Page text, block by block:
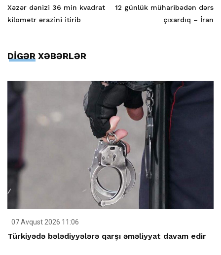
Xəzər dənizi 36 min kvadrat
kilometr ərazini itirib
12 günlük müharibədən dərs
çıxardıq – İran
DİGƏR XƏBƏRLƏR
07 Avqust 2026 11:06
Türkiyədə bələdiyyələrə qarşı əməliyyat davam edir